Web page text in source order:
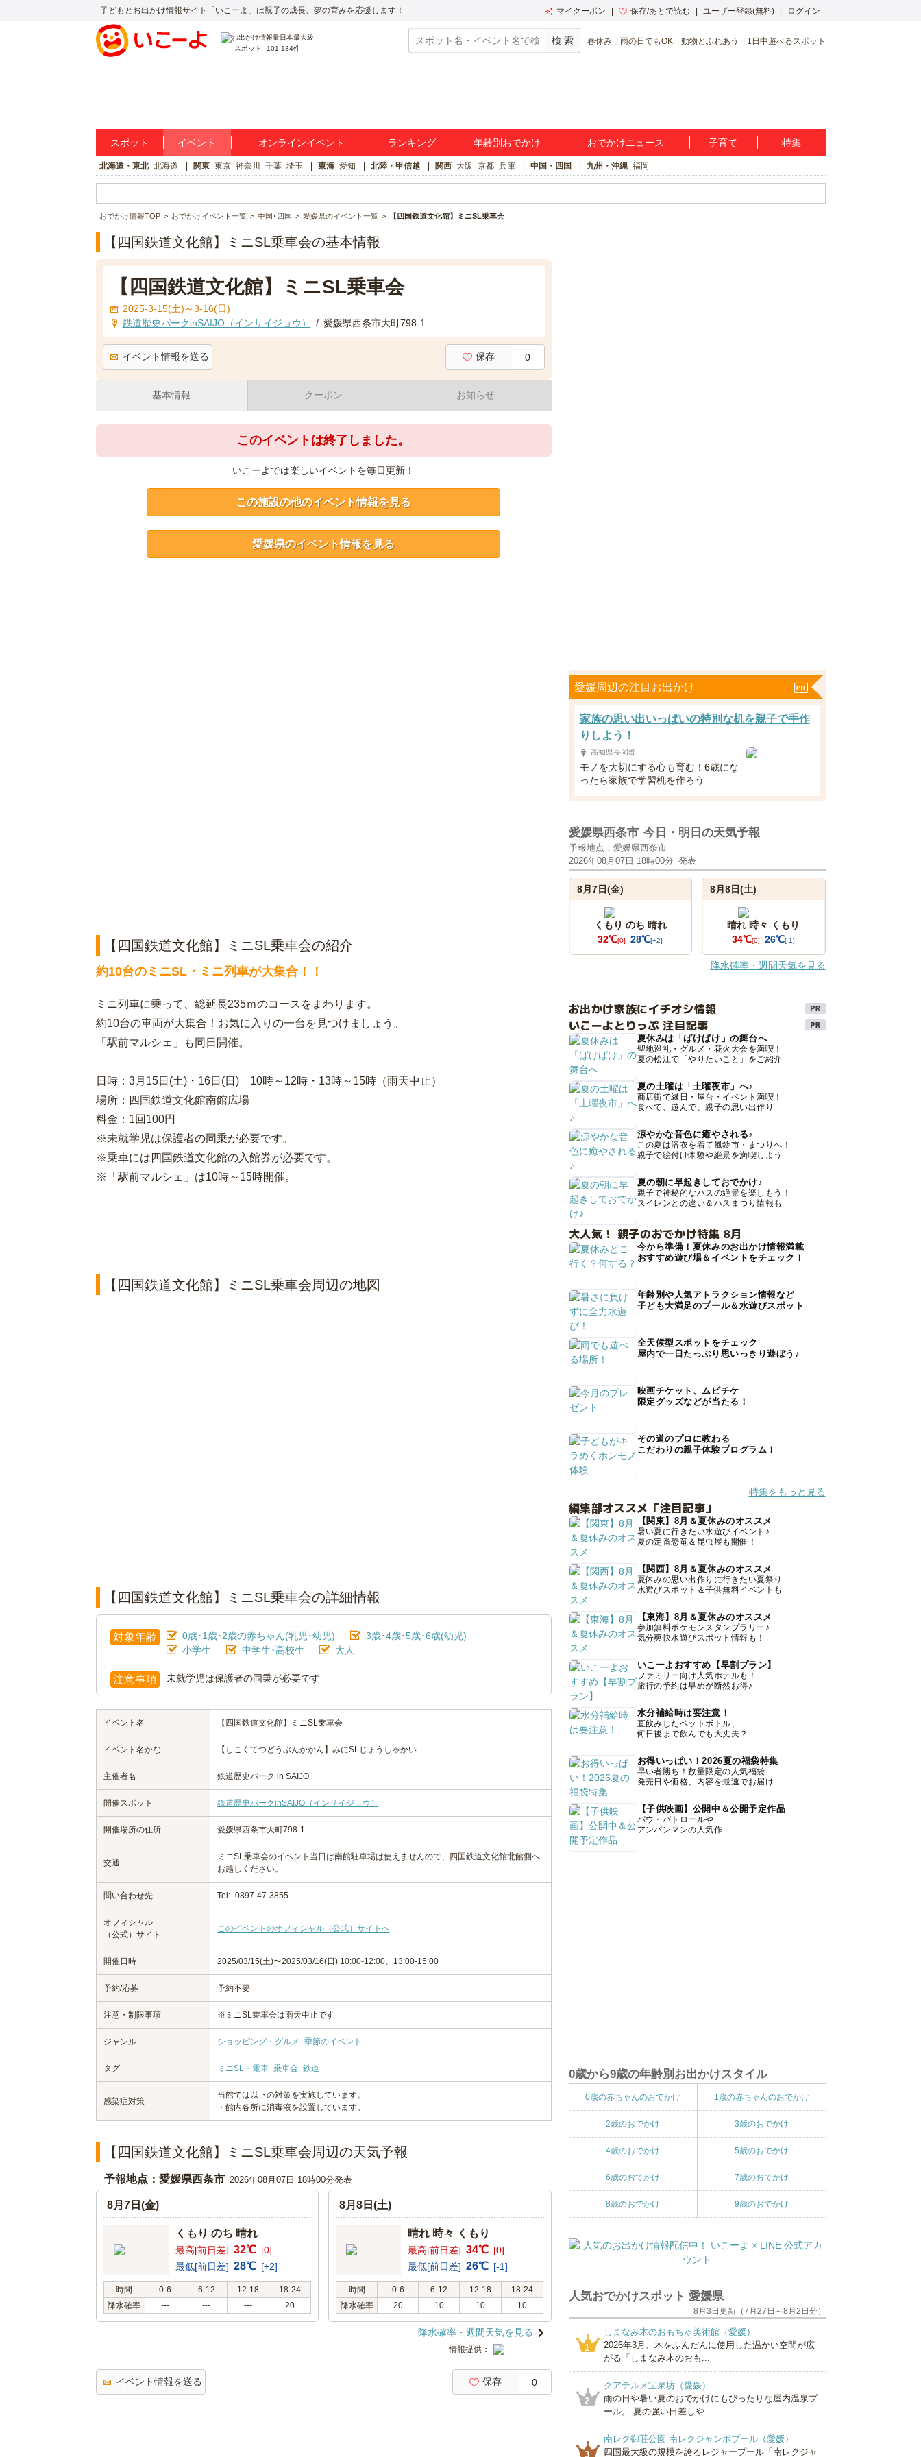
子どもとお出かけ情報サイト「いこーよ」は親子の成長、夢の育みを応援します！ マイクーポン 保存/あとで読む ユーザー登録(無料) ログイン
スポット 101,134件
春休み 雨の日でもOK 動物とふれあう 1日中遊べるスポット
スポット イベント オンラインイベント ランキング 年齢別おでかけ おでかけニュース 子育て 特集
北海道・東北 北海道 関東 東京 神奈川 千葉 埼玉 東海 愛知 北陸・甲信越 関西 大阪 京都 兵庫 中国・四国 九州・沖縄 福岡
おでかけ情報TOP おでかけイベント一覧 中国･四国 愛媛県のイベント一覧 【四国鉄道文化館】ミニSL乗車会
【四国鉄道文化館】ミニSL乗車会の基本情報
【四国鉄道文化館】ミニSL乗車会
2025-3-15(土)～3-16(日)
鉄道歴史パークinSAIJO（インサイジョウ）
/ 愛媛県西条市大町798-1
イベント情報を送る 保存 0
基本情報 クーポン お知らせ
このイベントは終了しました。
いこーよでは楽しいイベントを毎日更新！
この施設の他のイベント情報を見る
愛媛県のイベント情報を見る
【四国鉄道文化館】ミニSL乗車会の紹介
約10台のミニSL・ミニ列車が大集合！！
ミニ列車に乗って、総延長235ｍのコースをまわります。
約10台の車両が大集合！お気に入りの一台を見つけましょう。
「駅前マルシェ」も同日開催。
日時：3月15日(土)・16日(日) 10時～12時・13時～15時（雨天中止）
場所：四国鉄道文化館南館広場
料金：1回100円
※未就学児は保護者の同乗が必要です。
※乗車には四国鉄道文化館の入館券が必要です。
※「駅前マルシェ」は10時～15時開催。
【四国鉄道文化館】ミニSL乗車会周辺の地図
【四国鉄道文化館】ミニSL乗車会の詳細情報
対象年齢 0歳･1歳･2歳の赤ちゃん(乳児･幼児)
3歳･4歳･5歳･6歳(幼児)
小学生
中学生･高校生 大人
注意事項 未就学児は保護者の同乗が必要です
イベント名 【四国鉄道文化館】ミニSL乗車会
イベント名かな 【しこくてつどうぶんかかん】みにSLじょうしゃかい
主催者名 鉄道歴史パーク in SAIJO
開催スポット 鉄道歴史パークinSAIJO（インサイジョウ）
開催場所の住所 愛媛県西条市大町798-1
交通
ミニSL乗車会のイベント当日は南館駐車場は使えませんので、四国鉄道文化館北館側へ
お越しください。
問い合わせ先 Tel: 0897-47-3855
オフィシャル
（公式）サイト
このイベントのオフィシャル（公式）サイトへ
開催日時 2025/03/15(土)〜2025/03/16(日) 10:00-12:00、13:00-15:00
予約/応募 予約不要
注意・制限事項 ※ミニSL乗車会は雨天中止です
ジャンル ショッピング・グルメ 季節のイベント
タグ ミニSL・電車 乗車会 鉄道
感染症対策
当館では以下の対策を実施しています。
・館内各所に消毒液を設置しています。
【四国鉄道文化館】ミニSL乗車会周辺の天気予報
予報地点：愛媛県西条市 2026年08月07日 18時00分発表
8月7日(金)
くもり のち 晴れ
最高[前日差] 32℃ [0]
最低[前日差] 28℃ [+2]
時間 0-6 6-12 12-18
18-24
降水確率
--- --- --- 20
8月8日(土)
晴れ 時々 くもり
最高[前日差] 34℃ [0]
最低[前日差] 26℃ [-1]
時間 0-6 6-12 12-18
18-24
降水確率
20 10 10 10
降水確率・週間天気を見る
情報提供：
イベント情報を送る 保存 0
愛媛周辺の注目お出かけ
家族の思い出いっぱいの特別な机を親子で手作
りしよう！
高知県長岡郡
モノを大切にする心も育む！6歳にな
ったら家族で学習机を作ろう
愛媛県西条市 今日・明日の天気予報
予報地点：愛媛県西条市
2026年08月07日 18時00分 発表
8月7日(金)
くもり のち 晴れ
32℃[0] 28℃[+2]
8月8日(土)
晴れ 時々 くもり
34℃[0] 26℃[-1]
降水確率・週間天気を見る
お出かけ家族にイチオシ情報
いこーよとりっぷ 注目記事
夏休みは「ばけばけ」の舞台へ
聖地巡礼・グルメ・花火大会を満喫！
夏の松江で「やりたいこと」をご紹介
夏の土曜は「土曜夜市」へ♪
商店街で縁日・屋台・イベント満喫！
食べて、遊んで、親子の思い出作り
涼やかな音色に癒やされる♪
この夏は浴衣を着て風鈴市・まつりへ！
親子で絵付け体験や絶景を満喫しよう
夏の朝に早起きしておでかけ♪
親子で神秘的なハスの絶景を楽しもう！
スイレンとの違い＆ハスまつり情報も
大人気！ 親子のおでかけ特集 8月
今から準備！夏休みのお出かけ情報満載
おすすめ遊び場＆イベントをチェック！
年齢別や人気アトラクション情報など
子ども大満足のプール＆水遊びスポット
全天候型スポットをチェック
屋内で一日たっぷり思いっきり遊ぼう♪
映画チケット、ムビチケ
限定グッズなどが当たる！
その道のプロに教わる
こだわりの親子体験プログラム！
特集をもっと見る
編集部オススメ「注目記事」
【関東】8月＆夏休みのオススメ
暑い夏に行きたい水遊びイベント♪
夏の定番恐竜＆昆虫展も開催！
【関西】8月＆夏休みのオススメ
夏休みの思い出作りに行きたい夏祭り
水遊びスポット＆子供無料イベントも
【東海】8月＆夏休みのオススメ
参加無料ポケモンスタンプラリー♪
気分爽快水遊びスポット情報も！
いこーよおすすめ【早割プラン】
ファミリー向け人気ホテルも！
旅行の予約は早めが断然お得♪
水分補給時は要注意！
直飲みしたペットボトル、
何日後まで飲んでも大丈夫？
お得いっぱい！2026夏の福袋特集
早い者勝ち！数量限定の人気福袋
発売日や価格、内容を最速でお届け
【子供映画】公開中＆公開予定作品
パウ・パトロールや
アンパンマンの人気作
0歳から9歳の年齢別お出かけスタイル
0歳の赤ちゃんのおでかけ 1歳の赤ちゃんのおでかけ
2歳のおでかけ 3歳のおでかけ
4歳のおでかけ 5歳のおでかけ
6歳のおでかけ 7歳のおでかけ
8歳のおでかけ 9歳のおでかけ
人気おでかけスポット 愛媛県
8月3日更新（7月27日～8月2日分）
1
しまなみ木のおもちゃ美術館（愛媛）
2026年3月、木をふんだんに使用した温かい空間が広
がる「しまなみ木のおも...
2
クアテルメ宝泉坊（愛媛）
雨の日や暑い夏のおでかけにもぴったりな屋内温泉プ
ール。 夏の強い日差しや...
3
南レク御荘公園 南レクジャンボプール（愛媛）
四国最大級の規模を誇るレジャープール「南レクジャ